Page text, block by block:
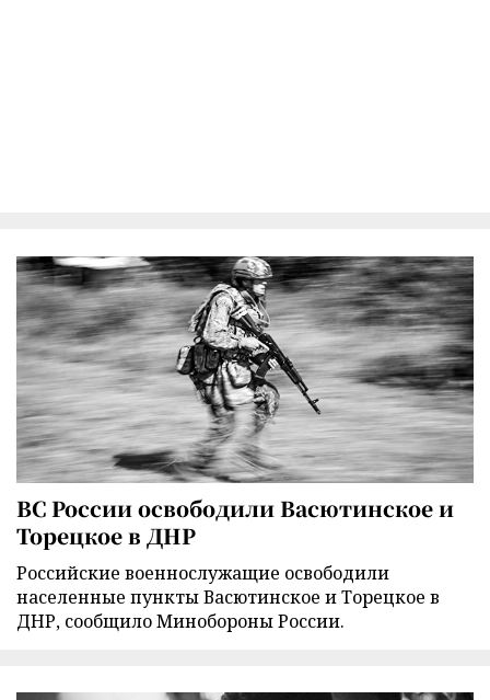
ВС России освободили Васютинское и
Торецкое в ДНР
Российские военнослужащие освободили
населенные пункты Васютинское и Торецкое в
ДНР, сообщило Минобороны России.